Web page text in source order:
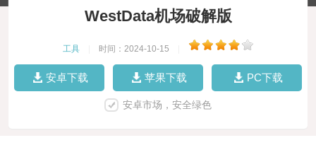
WestData机场破解版
工具 时间：2024-10-15
安卓下载 苹果下载 PC下载
安卓市场，安全绿色